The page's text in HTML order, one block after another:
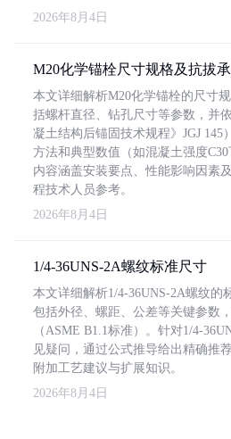
2026年8月4日
M20化学锚栓尺寸规格及抗拔
本文详细解析M20化学锚栓的尺寸
括螺杆直径、钻孔尺寸等参数，并
凝土结构后锚固技术规程》JGJ 145
方法和典型数值（如混凝土强度C30
内容涵盖安装要点、性能影响因素
程技术人员参考。
2026年8月4日
1/4-36UNS-2A螺纹标准尺寸
本文详细解析1/4-36UNS-2A螺纹的
包括外径、螺距、公差等关键参数
（ASME B1.1标准）。针对1/4-
见疑问，通过公式推导给出精确推
附加工艺建议与扩展知识。
2026年8月4日